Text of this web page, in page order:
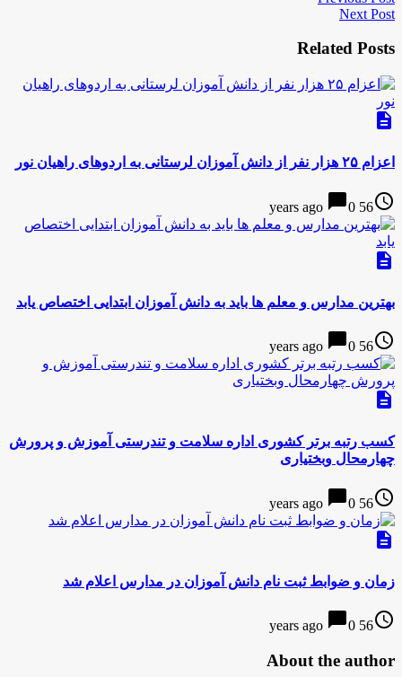
Next Post
Related Posts
description
اعزام ۲۵ هزار نفر از دانش آموزان لرستانی به اردوهای راهیان نور
access_time
56 years ago
chat_bubble0
description
بهترین مدارس و معلم ها باید به دانش آموزان ابتدایی اختصاص یابد
access_time
56 years ago
chat_bubble0
description
کسب رتبه برتر کشوری اداره سلامت و تندرستی آموزش و پرورش
چهارمحال وبختیاری
access_time
56 years ago
chat_bubble0
description
زمان و ضوابط ثبت نام دانش آموزان در مدارس اعلام شد
access_time
56 years ago
chat_bubble0
About the author